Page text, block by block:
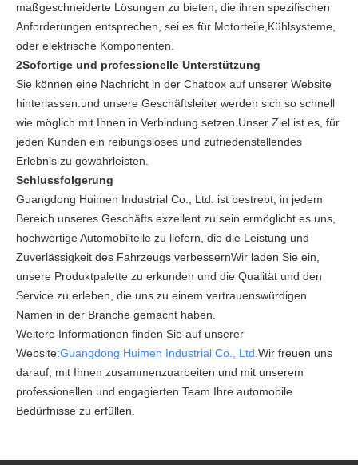
maßgeschneiderte Lösungen zu bieten, die ihren spezifischen
Anforderungen entsprechen, sei es für Motorteile,Kühlsysteme,
oder elektrische Komponenten.
2Sofortige und professionelle Unterstützung
Sie können eine Nachricht in der Chatbox auf unserer Website
hinterlassen.und unsere Geschäftsleiter werden sich so schnell
wie möglich mit Ihnen in Verbindung setzen.Unser Ziel ist es, für
jeden Kunden ein reibungsloses und zufriedenstellendes
Erlebnis zu gewährleisten.
Schlussfolgerung
Guangdong Huimen Industrial Co., Ltd. ist bestrebt, in jedem
Bereich unseres Geschäfts exzellent zu sein.ermöglicht es uns,
hochwertige Automobilteile zu liefern, die die Leistung und
Zuverlässigkeit des Fahrzeugs verbessernWir laden Sie ein,
unsere Produktpalette zu erkunden und die Qualität und den
Service zu erleben, die uns zu einem vertrauenswürdigen
Namen in der Branche gemacht haben.
Weitere Informationen finden Sie auf unserer
Website:Guangdong Huimen Industrial Co., Ltd. Wir freuen uns
darauf, mit Ihnen zusammenzuarbeiten und mit unserem
professionellen und engagierten Team Ihre automobile
Bedürfnisse zu erfüllen.